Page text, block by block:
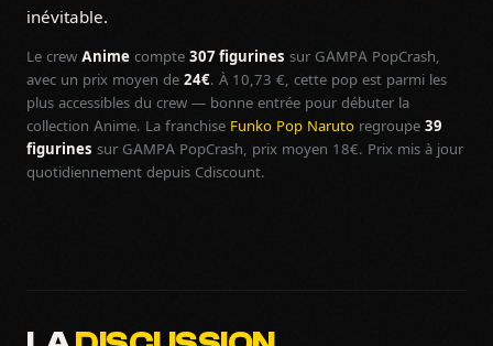
inévitable.
Le crew Anime compte 307 figurines sur GAMPA PopCrash,
avec un prix moyen de 24€. À 10,73 €, cette pop est parmi les
plus accessibles du crew — bonne entrée pour débuter la
collection Anime. La franchise Funko Pop Naruto regroupe 39
figurines sur GAMPA PopCrash, prix moyen 18€. Prix mis à jour
quotidiennement depuis Cdiscount.